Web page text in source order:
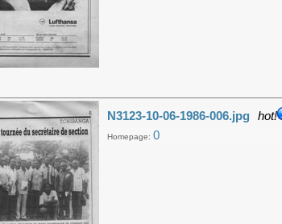
N3123-10-06-1986-006.jpg hot!
Homepage: 0